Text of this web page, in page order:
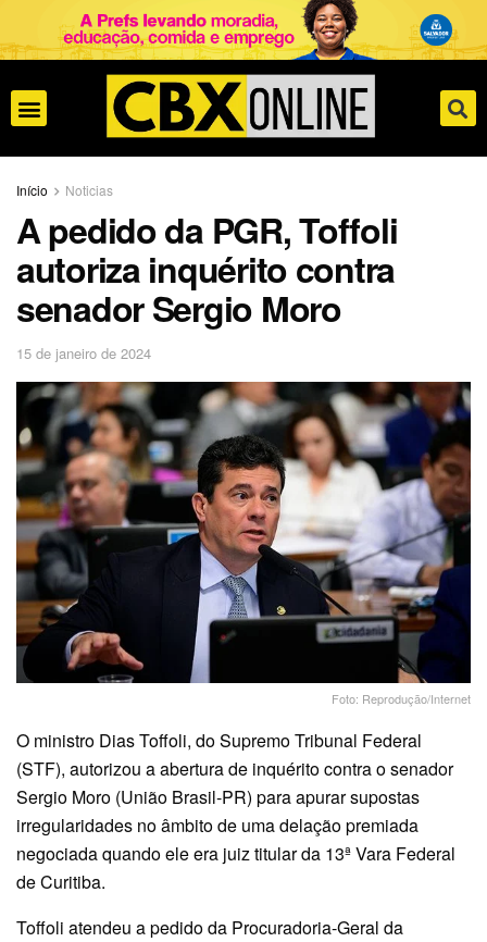
Início Noticias
A pedido da PGR, Toffoli
autoriza inquérito contra
senador Sergio Moro
15 de janeiro de 2024
Foto: Reprodução/Internet
O ministro Dias Toffoli, do Supremo Tribunal Federal
(STF), autorizou a abertura de inquérito contra o senador
Sergio Moro (União Brasil-PR) para apurar supostas
irregularidades no âmbito de uma delação premiada
negociada quando ele era juiz titular da 13ª Vara Federal
de Curitiba.
Toffoli atendeu a pedido da Procuradoria-Geral da